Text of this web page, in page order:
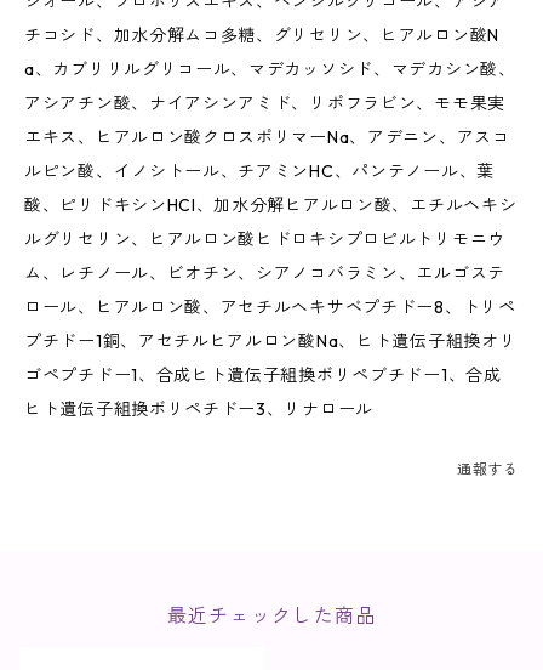
チコシド、加水分解ムコ多糖、グリセリン、ヒアルロン酸N
a、カブリリルグリコール、マデカッソシド、マデカシン酸、
アシアチン酸、ナイアシンアミド、リポフラビン、モモ果実
エキス、ヒアルロン酸クロスポリマーNa、アデニン、アスコ
ルピン酸、イノシトール、チアミンHC、パンテノール、葉
酸、ピリドキシンHCI、加水分解ヒアルロン酸、エチルヘキシ
ルグリセリン、ヒアルロン酸ヒドロキシプロピルトリモニウ
ム、レチノール、ビオチン、シアノコバラミン、エルゴステ
ロール、ヒアルロン酸、アセチルヘキサベプチドー8、トリペ
プチドー1銅、アセチルヒアルロン酸Na、ヒト遺伝子組換オリ
ゴペプチドー1、合成ヒト遺伝子組換ボリペブチドー1、合成
ヒト遺伝子組換ボリペチドー3、リナロール
通報する
最近チェックした商品